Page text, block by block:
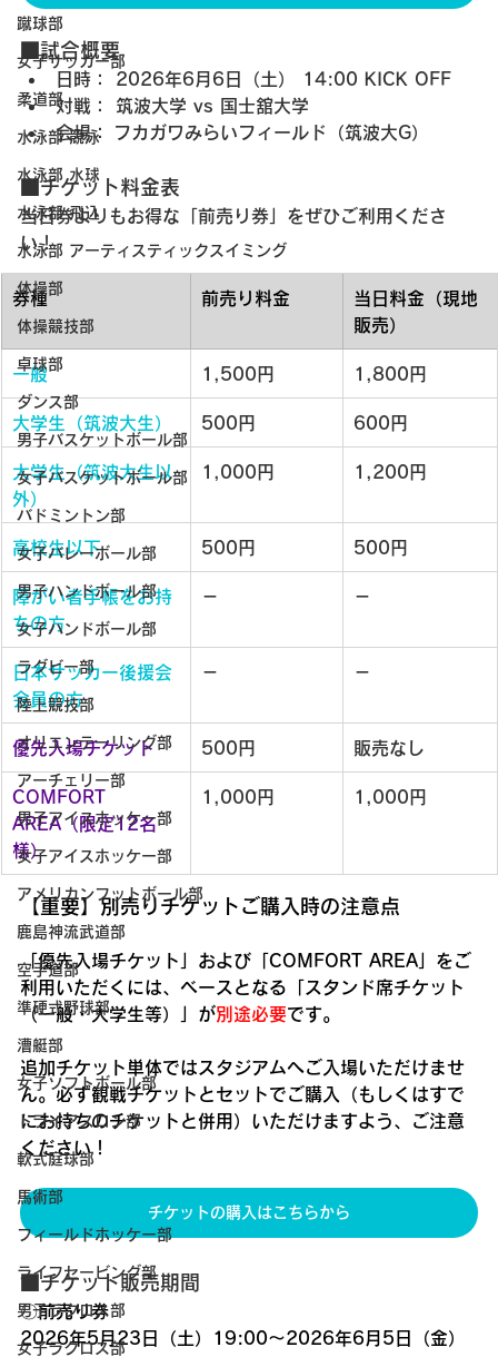
蹴球部
女子サッカー部
柔道部
水泳部 競泳
水泳部 水球
水泳部 飛込
水泳部 アーティスティックスイミング
体操部
体操競技部
卓球部
ダンス部
男子バスケットボール部
女子バスケットボール部
バドミントン部
女子バレーボール部
男子ハンドボール部
女子ハンドボール部
ラグビー部
陸上競技部
オリエンテーリング部
アーチェリー部
男子アイスホッケー部
女子アイスホッケー部
アメリカンフットボール部
鹿島神流武道部
空手道部
準硬式野球部
漕艇部
女子ソフトボール部
トライアスロン部
軟式庭球部
馬術部
フィールドホッケー部
ライフセービング部
男子ラクロス部
女子ラクロス部
■試合概要
日時：
2026年6月6日（土） 14:00 KICK OFF
対戦：
筑波大学 vs 国士舘大学
会場：
フカガワみらいフィールド（筑波大G）
■チケット料金表
当日券よりもお得な「前売り券」をぜひご利用くださ
い！
券種 前売り料金
当日料金（現地
販売）
一般 1,500円 1,800円
大学生（筑波大生） 500円 600円
大学生（筑波大生以
外）
1,000円 1,200円
高校生以下 500円 500円
障がい者手帳をお持
ちの方
－ －
日本サッカー後援会
会員の方
－ －
優先入場チケット 500円 販売なし
COMFORT
AREA（限定12名
様）
1,000円 1,000円
【重要】別売りチケットご購入時の注意点
「優先入場チケット」および「COMFORT AREA」をご
利用いただくには、ベースとなる「スタンド席チケット
（一般・大学生等）」が別途必要です。
追加チケット単体ではスタジアムへご入場いただけませ
ん。必ず観戦チケットとセットでご購入（もしくはすで
にお持ちのチケットと併用）いただけますよう、ご注意
ください！
チケットの購入はこちらから
■チケット販売期間
〇前売り券
2026年5月23日（土）19:00〜2026年6月5日（金）